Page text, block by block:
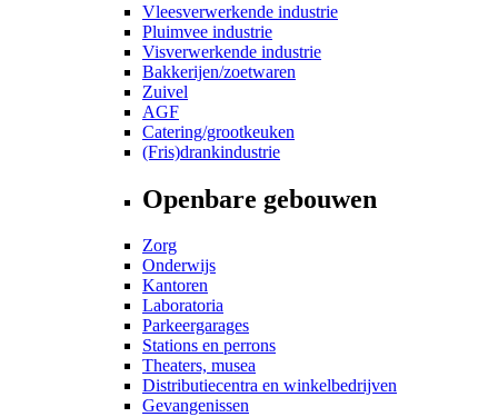
Vleesverwerkende industrie
Pluimvee industrie
Visverwerkende industrie
Bakkerijen/zoetwaren
Zuivel
AGF
Catering/grootkeuken
(Fris)drankindustrie
Openbare gebouwen
Zorg
Onderwijs
Kantoren
Laboratoria
Parkeergarages
Stations en perrons
Theaters, musea
Distributiecentra en winkelbedrijven
Gevangenissen